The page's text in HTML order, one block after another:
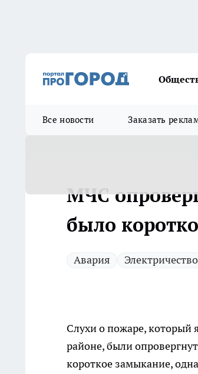
Все новости Заказать
МЧС
было
Авария Электричество
Слухи о пожаре, который
районе, были
короткое замыкание,